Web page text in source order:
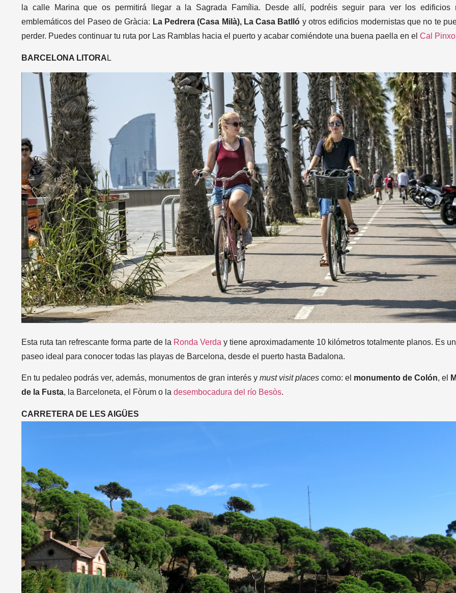
la calle Marina que os permitirá llegar a la Sagrada Família. Desde allí, podréis seguir para ver los edificios
emblemáticos del Paseo de Gràcia: La Pedrera (Casa Milà), La Casa Batlló y otros edificios modernistas que no te
perder. Puedes continuar tu ruta por Las Ramblas hacia el puerto y acabar comiéndote una buena paella en el Cal Pinxo
BARCELONA LITORA L
Esta ruta tan refrescante forma parte de la Ronda Verda y tiene aproximadamente 10 kilómetros totalmente planos. Es un
paseo ideal para conocer todas las playas de Barcelona, desde el puerto hasta Badalona.
En tu pedaleo podrás ver, además, monumentos de gran interés y must visit places como: el monumento de Colón, el
de la Fusta, la Barceloneta, el Fòrum o la desembocadura del río Besòs.
CARRETERA DE LES AIGÜES